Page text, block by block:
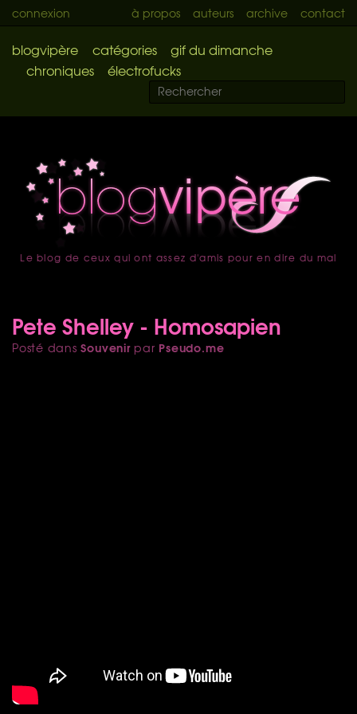
connexion à propos auteurs archive contact
blogvipère catégories
gif du dimanche
chroniques
électrofucks
accueil
Le blog de ceux qui ont assez d'amis pour en dire du mal
Pete Shelley - Homosapien
Posté dansSouvenirpar Pseudo.me